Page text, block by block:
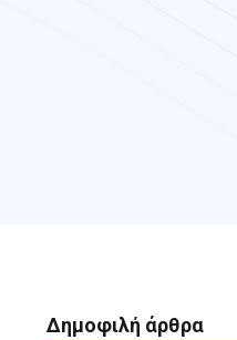
Δημοφιλή άρθρα